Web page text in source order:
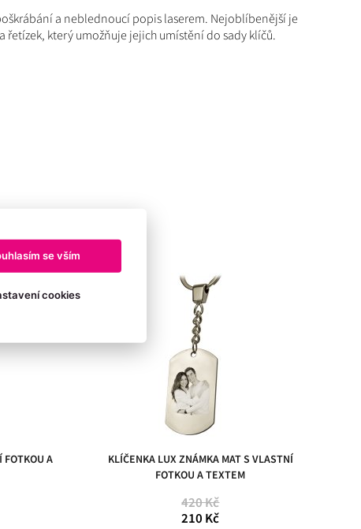
a neblednoucí popis laserem. Nejoblíbenější je
který umožňuje jejich umístění do sady klíčů.
FOTKOU A
KLÍČENKA LUX ZNÁMKA MAT S VLASTNÍ
FOTKOU A TEXTEM
420 Kč
210 Kč
se vším
cookies